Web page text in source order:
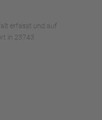
erfasst und auf
in 23743